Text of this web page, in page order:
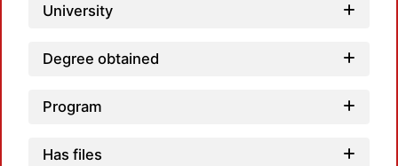
University
Degree obtained
Program
Has files